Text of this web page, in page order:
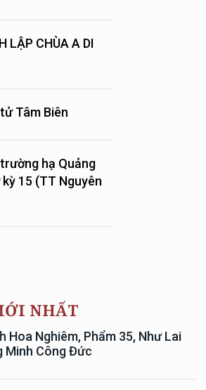
LẬP CHÙA A DI
Tâm Biên
hạ Quảng
15 (TT Nguyên
NHẤT
Hoa Nghiêm, Phẩm 35, Như Lai
Minh Công Đức